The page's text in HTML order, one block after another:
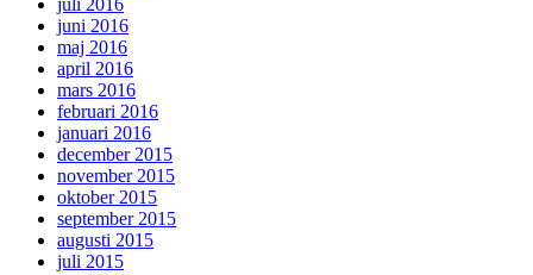
juli 2016
juni 2016
maj 2016
april 2016
mars 2016
februari 2016
januari 2016
december 2015
november 2015
oktober 2015
september 2015
augusti 2015
juli 2015